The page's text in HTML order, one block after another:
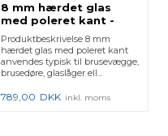
8 mm hærdet glas
med poleret kant -
Klar
Produktbeskrivelse 8 mm
hærdet glas med poleret kant
anvendes typisk til brusevægge,
brusedøre, glaslåger ell...
789,00 DKK inkl. moms